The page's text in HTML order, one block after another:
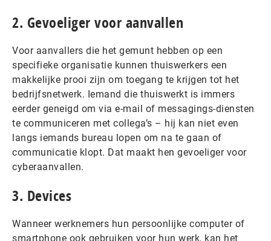
2. Gevoeliger voor aanvallen
Voor aanvallers die het gemunt hebben op een
specifieke organisatie kunnen thuiswerkers een
makkelijke prooi zijn om toegang te krijgen tot het
bedrijfsnetwerk. Iemand die thuiswerkt is immers
eerder geneigd om via e-mail of messagings-diensten
te communiceren met collega’s – hij kan niet even
langs iemands bureau lopen om na te gaan of
communicatie klopt. Dat maakt hen gevoeliger voor
cyberaanvallen.
3. Devices
Wanneer werknemers hun persoonlijke computer of
smartphone ook gebruiken voor hun werk, kan het